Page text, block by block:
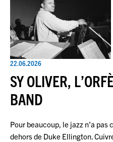
22.06.2026
SY OLIVER,
BAND
Pour beaucoup, le jazz n’a
dehors de Duke Ellington.